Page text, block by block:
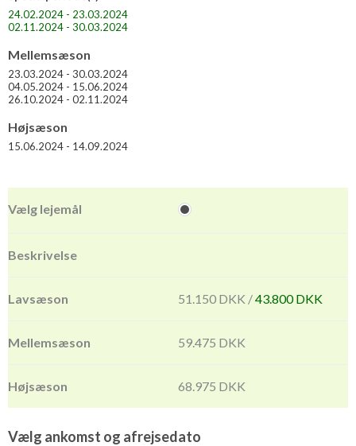
24.02.2024 - 23.03.2024
02.11.2024 - 30.03.2024
Mellemsæson
23.03.2024 - 30.03.2024
04.05.2024 - 15.06.2024
26.10.2024 - 02.11.2024
Højsæson
15.06.2024 - 14.09.2024
51.150 DKK /43.800 DKK
59.475 DKK
68.975 DKK
Vælg ankomst og afrejsedato